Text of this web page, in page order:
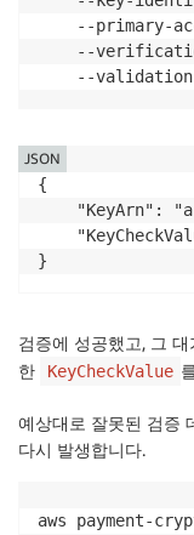
--primary-
--
--
{
"KeyArn":
}
JSON
검증에 성공했고, 그
한
KeyCheckValue
예상대로 잘못된 검증
다시 발생합니다.
aws payment-